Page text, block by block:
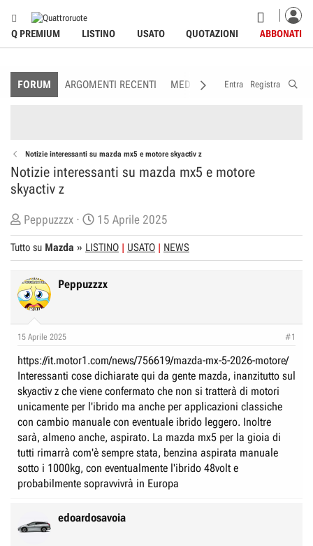
Q PREMIUM LISTINO USATO QUOTAZIONI ABBONATI
FORUM ARGOMENTI RECENTI MEDIA MEMBRI
Entra Registra
Notizie interessanti su mazda mx5 e motore skyactiv z
Notizie interessanti su mazda mx5 e motore
skyactiv z
C
r
e
t
o
e
D
i
s
c
u
s
s
i
o
e
Peppuzzzx
D
a
t
d
z
i
o
15 Aprile 2025
Tutto su Mazda » LISTINO USATO NEWS
Peppuzzzx
15 Aprile 2025 #1
https://it.motor1.com/news/756619/mazda-mx-5-2026-motore/
Interessanti cose dichiarate qui da gente mazda, inanzitutto sul
skyactiv z che viene confermato che non si tratterà di motori
unicamente per l'ibrido ma anche per applicazioni classiche
con cambio manuale con eventuale ibrido leggero. Inoltre
sarà, almeno anche, aspirato. La mazda mx5 per la gioia di
tutti rimarrà com'è sempre stata, benzina aspirata manuale
sotto i 1000kg, con eventualmente l'ibrido 48volt e
probabilmente sopravvivrà in Europa
edoardosavoia